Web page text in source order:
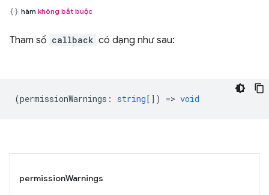
hàm không bắt buộc
Tham số callback có dạng như sau:
(permissionWarnings : string[]) => void
permissionWarnings